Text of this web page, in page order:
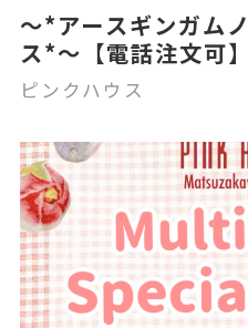
〜*アースギンガム
ス*〜【電話注文可】
ピンクハウス